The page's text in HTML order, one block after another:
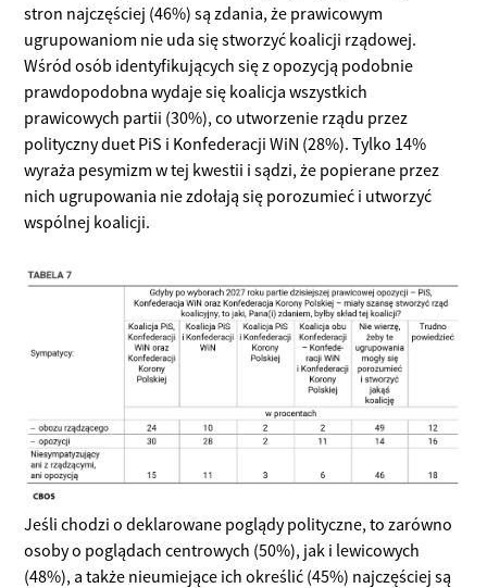
stron najczęściej (46%) są zdania, że prawicowym
ugrupowaniom nie uda się stworzyć koalicji rządowej.
Wśród osób identyfikujących się z opozycją podobnie
prawdopodobna wydaje się koalicja wszystkich
prawicowych partii (30%), co utworzenie rządu przez
polityczny duet PiS i Konfederacji WiN (28%). Tylko 14%
wyraża pesymizm w tej kwestii i sądzi, że popierane przez
nich ugrupowania nie zdołają się porozumieć i utworzyć
wspólnej koalicji.
Jeśli chodzi o deklarowane poglądy polityczne, to zarówno
osoby o poglądach centrowych (50%), jak i lewicowych
(48%), a także nieumiejące ich określić (45%) najczęściej są